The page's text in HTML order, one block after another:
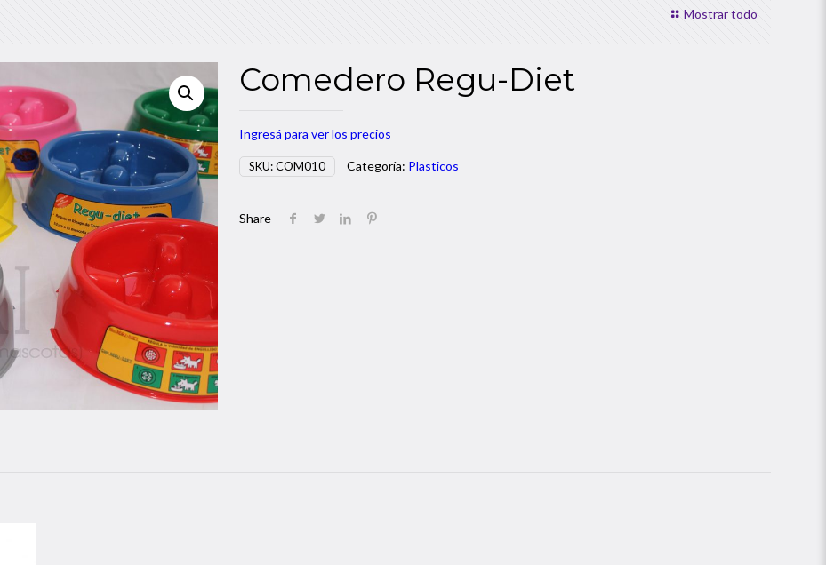
Mostrar todo
Comedero Regu-Diet
Ingresá para ver los precios
SKU:COM010 Categoría: Plasticos
Share